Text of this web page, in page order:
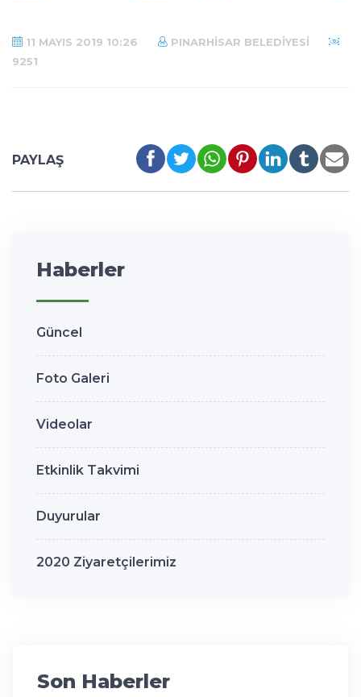
11 MAYIS 2019 10:26
PINARHISAR BELEDIYESI
9251
PAYLAŞ
Haberler
Güncel
Foto Galeri
Videolar
Etkinlik Takvimi
Duyurular
2020 Ziyaretçilerimiz
Son Haberler